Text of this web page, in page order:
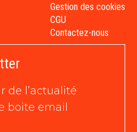
Gestion des cookies
CGU
Contactez-nous
de l’actualité
boite email